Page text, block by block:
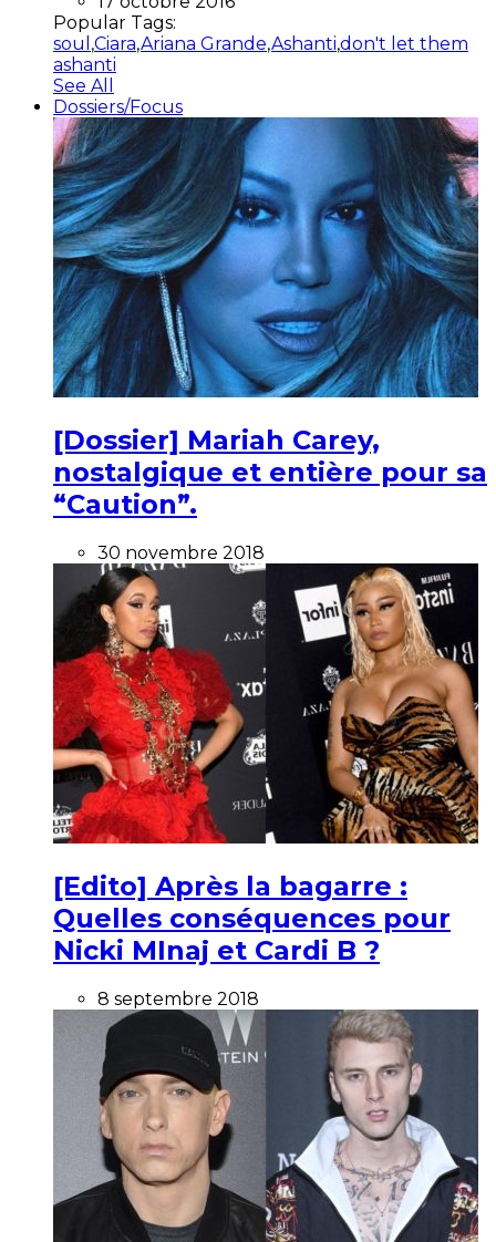
Popular Tags:
soul ,Ciara,Ariana Grande,Ashanti,don't let them
ashanti
See All
Dossiers/Focus
[Dossier] Mariah Carey,
nostalgique et entière pour sa
“Caution”.
30 novembre 2018
[Edito] Après la bagarre :
Quelles conséquences pour
Nicki MInaj et Cardi B ?
8 septembre 2018